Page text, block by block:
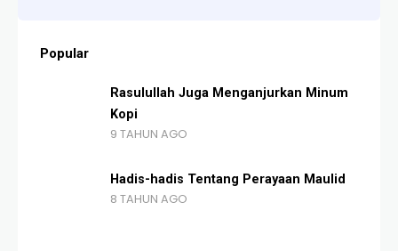
Popular
Rasulullah Juga Menganjurkan Minum
Kopi
9 TAHUN AGO
Hadis-hadis Tentang Perayaan Maulid
8 TAHUN AGO